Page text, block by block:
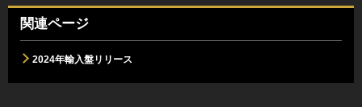
関連ページ
2024年輸入盤リリース